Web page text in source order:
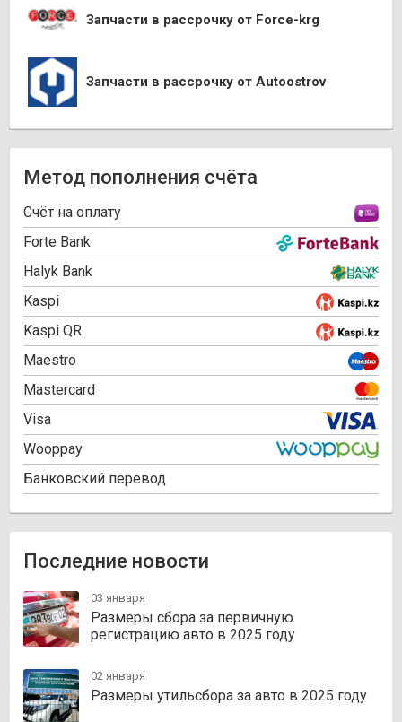
Запчасти в рассрочку от Force-krg
Запчасти в рассрочку от Autoostrov
Метод пополнения счёта
Cчёт на оплату
Forte Bank
Halyk Bank
Kaspi
Kaspi QR
Maestro
Mastercard
Visa
Wooppay
Банковский перевод
Последние новости
03 января
Размеры сбора за первичную
регистрацию авто в 2025 году
02 января
Размеры утильсбора за авто в 2025 году